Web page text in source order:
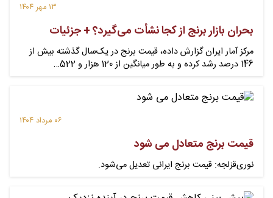
۱۳ مهر ۱۴۰۴
بحران بازار برنج از کجا نشأت می‌گیرد؟ + جزئیات
مرکز آمار ایران گزارش داده، قیمت برنج در یک‌سال گذشته بیش از
146 درصد رشد کرده و به طور میانگین از 120 هزار و 522…
۰۶ مرداد ۱۴۰۴
قیمت برنج متعادل می شود
نوری‌قزلجه: قیمت برنج ایرانی تعدیل می‌شود.